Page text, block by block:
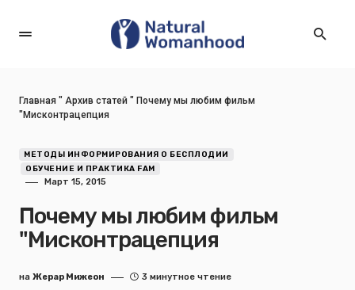
Главная " Архив статей " Почему мы любим фильм
"Мисконтрацепция
МЕТОДЫ ИНФОРМИРОВАНИЯ О БЕСПЛОДИИ
ОБУЧЕНИЕ И ПРАКТИКА FAM
Март 15, 2015
Почему мы любим фильм
"Мисконтрацепция
на Жерар Мижеон 3 минутное чтение